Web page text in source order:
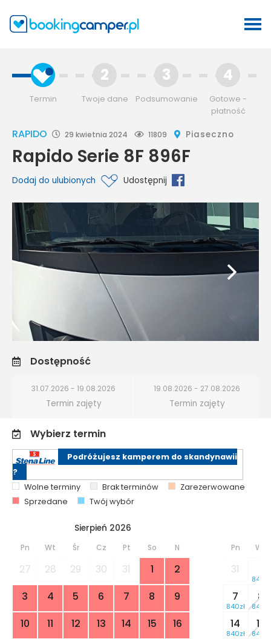
Termin
2
Twoje dane
3
Podsumowanie
4
Gotowe -
płatność
RAPIDO 29 kwietnia 2024 11809 Piaseczno
Rapido Serie 8F 896F
Dodaj do ulubionych Udostępnij
Dostępność
31.07.2026 - 19.08.2026
Termin zajęty
19.08.2026 - 27.08.2026
Termin zajęty
Wybierz termin
Podróżujesz kamperem do skandynawii
?
Wolne terminy
Brak terminów
Zarezerwowane
Sprzedane
Twój wybór
Sierpień 2026
Pn Wt Śr Cz Pt So N
27 28 29 30 31 1
2
3
4 5 6 7 8
9
10
11 12 13 14 15
16
Pn Wt
31
840zł
7
840zł
8
840zł
14
840zł
15
840zł